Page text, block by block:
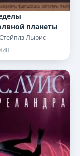
планеты
Льюис